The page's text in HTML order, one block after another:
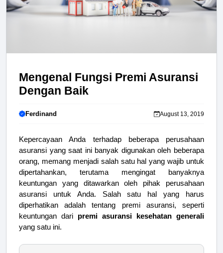
Mengenal Fungsi Premi Asuransi
Dengan Baik
Ferdinand August 13, 2019
Kepercayaan Anda terhadap beberapa perusahaan
asuransi yang saat ini banyak digunakan oleh beberapa
orang, memang menjadi salah satu hal yang wajib untuk
dipertahankan, terutama mengingat banyaknya
keuntungan yang ditawarkan oleh pihak perusahaan
asuransi untuk Anda. Salah satu hal yang harus
diperhatikan adalah tentang premi asuransi, seperti
keuntungan dari premi asuransi kesehatan generali
yang satu ini.